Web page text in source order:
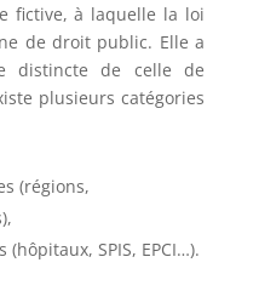
fictive, à laquelle la loi
de droit public. Elle a
distincte de celle de
plusieurs catégories
(régions,
SPIS, EPCI…).